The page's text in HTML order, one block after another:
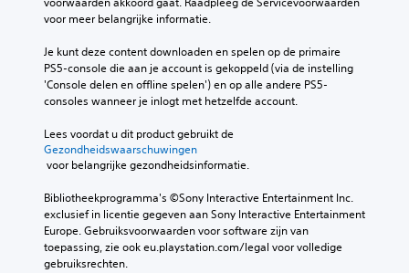
voor meer belangrijke informatie.
Je kunt deze content downloaden en spelen op de primaire
PS5-console die aan je account is gekoppeld (via de instelling
'Console delen en offline spelen') en op alle andere PS5-
consoles wanneer je inlogt met hetzelfde account.
Lees voordat u dit product gebruikt de
Gezondheidswaarschuwingen
voor belangrijke gezondheidsinformatie.
Bibliotheekprogramma's ©Sony Interactive Entertainment Inc.
exclusief in licentie gegeven aan Sony Interactive Entertainment
Europe. Gebruiksvoorwaarden voor software zijn van
toepassing, zie ook eu.playstation.com/legal voor volledige
gebruiksrechten.